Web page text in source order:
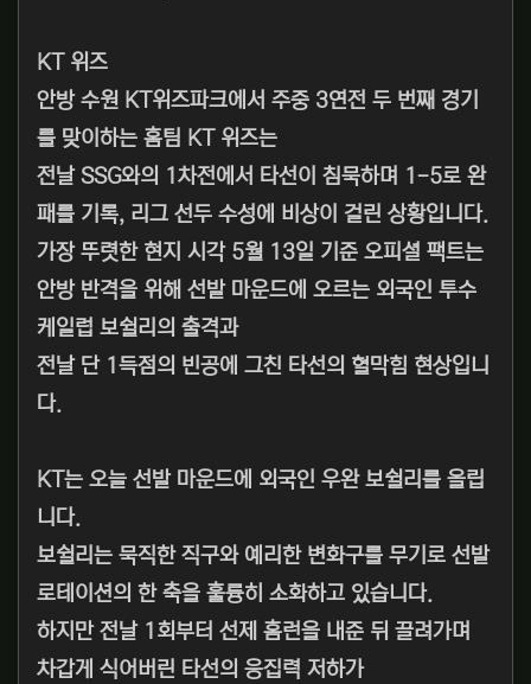
KT 위즈
안방 수원 KT위즈파크에서 주중 3연전 두 번째 경기
를 맞이하는 홈팀 KT 위즈는
전날 SSG와의 1차전에서 타선이 침묵하며 1-5로 완
패를 기록, 리그 선두 수성에 비상이 걸린 상황입니다.
가장 뚜렷한 현지 시각 5월 13일 기준 오피셜 팩트는
안방 반격을 위해 선발 마운드에 오르는 외국인 투수
케일럽 보쉴리의 출격과
전날 단 1득점의 빈공에 그친 타선의 혈막힘 현상입니
다.
KT는 오늘 선발 마운드에 외국인 우완 보쉴리를 올립
니다.
보쉴리는 묵직한 직구와 예리한 변화구를 무기로 선발
로테이션의 한 축을 훌륭히 소화하고 있습니다.
하지만 전날 1회부터 선제 홈런을 내준 뒤 끌려가며
차갑게 식어버린 타선의 응집력 저하가